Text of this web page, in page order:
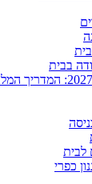
בבית
לבית
כפרי